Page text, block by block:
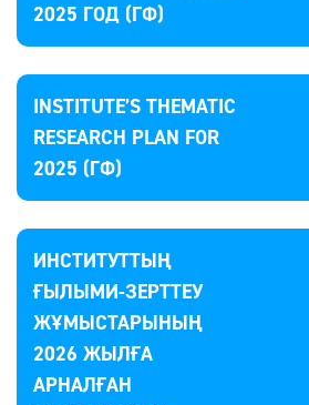
2025 ГОД (ГФ)
INSTITUTE’S THEMATIC
RESEARCH PLAN FOR
2025 (ГФ)
ИНСТИТУТТЫҢ
ҒЫЛЫМИ-ЗЕРТТЕУ
ЖҰМЫСТАРЫНЫҢ
2026 ЖЫЛҒА
АРНАЛҒАН